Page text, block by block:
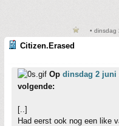
• dinsdag
Citizen.Erased
Op dinsdag 2 juni
volgende:
[..]
Had eerst ook nog een like